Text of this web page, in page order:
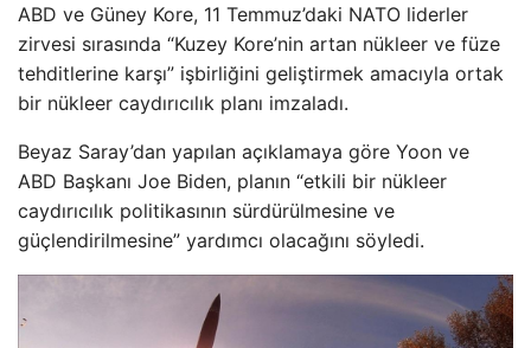
ABD ve Güney Kore, 11 Temmuz’daki NATO liderler
zirvesi sırasında “Kuzey Kore’nin artan nükleer ve füze
tehditlerine karşı” işbirliğini geliştirmek amacıyla ortak
bir nükleer caydırıcılık planı imzaladı.
Beyaz Saray’dan yapılan açıklamaya göre Yoon ve
ABD Başkanı Joe Biden, planın “etkili bir nükleer
caydırıcılık politikasının sürdürülmesine ve
güçlendirilmesine” yardımcı olacağını söyledi.